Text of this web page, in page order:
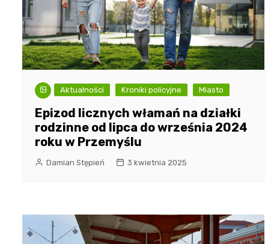
Aktualności Kroniki policyjne Miasto
Epizod licznych włamań na działki
rodzinne od lipca do września 2024
roku w Przemyślu
Damian Stępień 3 kwietnia 2025